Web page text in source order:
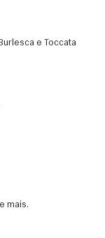
e Toccata
mais.